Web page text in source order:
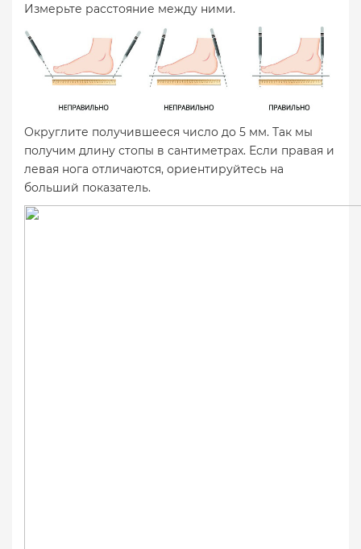
Измерьте расстояние между ними.
Округлите получившееся число до 5 мм. Так мы
получим длину стопы в сантиметрах. Если правая и
левая нога отличаются, ориентируйтесь на
больший показатель.